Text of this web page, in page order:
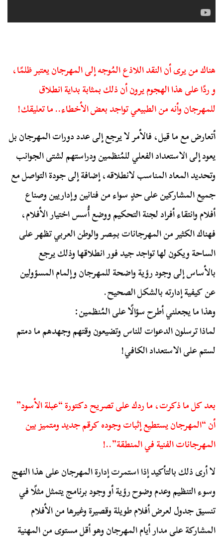
هناك من يرى أن النقد اللاذع المُوجه إلى المهرجان يعتبر ظلمًا،
و ردًا على هذا الهجوم يرون أن ذلك بمثابة بداية انطلاق
للمهرجان وأنه من الطبيعي تواجد بعض الأخطاء.. ما تعليقك!
أتعارض مع ما قيل، فالأمر لا يرجع إلى عدد دورات المهرجان بل
يعود إلى الاستعداد الفعلي للمُنظمين ودراستهم لشتى الجوانب
وتحديد المعاد المناسب لانطلاقه، إضافة إلى جودة التواصل مع
جميع المشاركين على حدٍ سواء من فنانين وإداريين وصناع
أفلام وانتقاء أفراد لجنة التحكيم ووضع أُسس اختيار الأفلام،
فهناك الكثير من المهرجانات بمِصر والوطن العربي تظهر على
الساحة ويكون لها تواجد جيد فور انطلاقها وذلك يرجع
بالأساس إلى وجود رؤية واضحة للمهرجان وإلمام المسؤولين
عن كيفية إدارته بالشكل الصحيح.
وهذا ما يجعلني أطرح سؤالًا على المُنظمين:
لماذا ترسلون الدعوات للناس وتضيعون وقتهم وجهدهم ما دمتم
لستم على الاستعداد الكافي!
بعد كل ما ذكرت، ما ردك على تصريح دكتورة “عبلة الأسود”
أن “المهرجان يستطيع إثبات وجوده كرقم جديد ومتميز بين
المهرجانات الفنية في المنطقة”..!
لا أرى ذلك بالتأكيد إذا استمرت إدارة المهرجان على هذا النهج
وسوء التنظيم وعدم وضوح رؤية أو وجود برنامج يتمثل مثلًا في
تنسيق جدول لعرض أفلام طويلة وقصيرة وغيرها من الأفلام
المشاركة على مدار أيام المهرجان وهو أقل مستوى من المهنية